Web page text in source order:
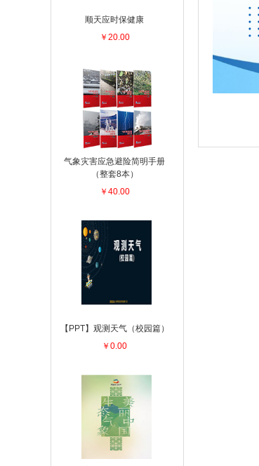
顺天应时保健康
￥20.00
气象灾害应急避险简明手册
（整套8本）
￥40.00
【PPT】观测天气（校园篇）
￥0.00